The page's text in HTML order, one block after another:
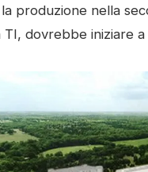
produzione nella
TI, dovrebbe iniziare